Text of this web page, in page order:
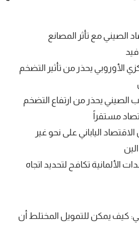
الصيني مع تأثر المصانع
الأوروبي يحذر من تأثير التضخم
الصيني يحذر من ارتفاع التضخم
مستقراً
الياباني على نحو غير
الألمانية تكافح لتحديد اتجاه
كيف يمكن للتمويل المختلط أن